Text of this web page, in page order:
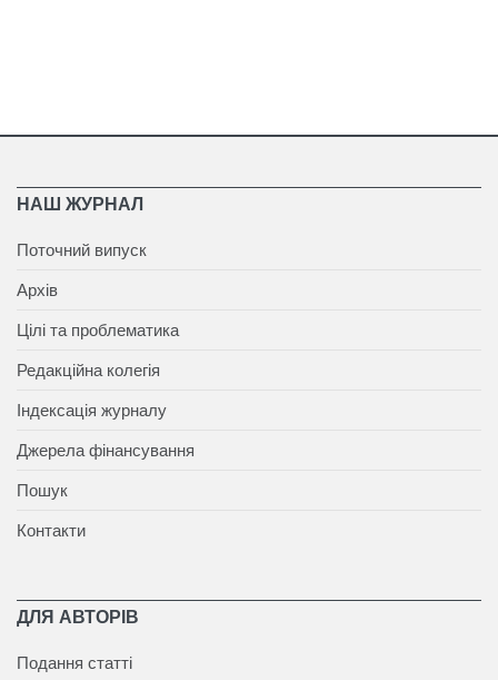
НАШ ЖУРНАЛ
Поточний випуск
Архів
Цілі та проблематика
Редакційна колегія
Індексація журналу
Джерела фінансування
Пошук
Контакти
ДЛЯ АВТОРІВ
Подання статті